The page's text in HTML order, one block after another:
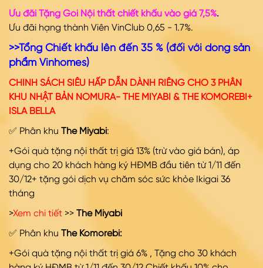
Ưu đãi Tặng Gói Nội thất chiết khấu vào giá 7,5%.
Ưu đãi hạng thành Viên VinClub 0,65 - 1.7%.
>>Tổng Chiết khấu lên đến 35 % (đối với dòng sản
phẩm Vinhomes)
CHÍNH SÁCH SIÊU HẤP DẪN DÀNH RIÊNG CHO 3 PHÂN
KHU NHẬT BẢN NOMURA- THE MIYABI & THE KOMOREBI+
ISLA BELLA
✅ Phân khu The Miyabi:
+Gói quà tặng nội thất trị giá 13% (trừ vào giá bán), áp
dụng cho 20 khách hàng ký HĐMB đầu tiên từ 1/11 đến
30/12+ tặng gói dịch vụ chăm sóc sức khỏe Ikigai 36
tháng
>Xem chi tiết >> The Miyabi
✅ Phân khu The Komorebi:
+Gói quà tặng nội thất trị giá 6% , Tặng cho 30 khách